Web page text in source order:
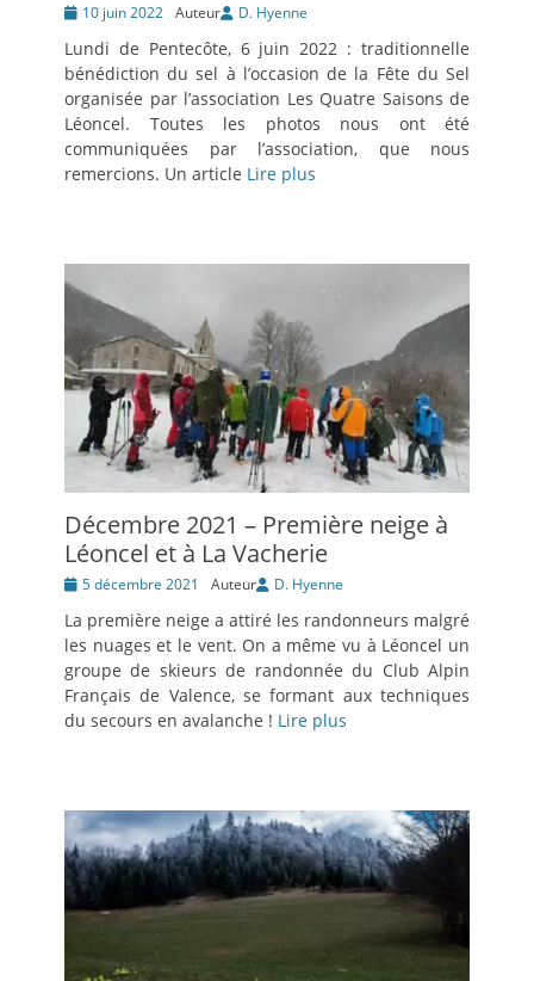
Posté10 juin 2022 Auteur D. Hyenne
Lundi de Pentecôte, 6 juin 2022 : traditionnelle
bénédiction du sel à l’occasion de la Fête du Sel
organisée par l’association Les Quatre Saisons de
Léoncel. Toutes les photos nous ont été
communiquées par l’association, que nous
remercions. Un article Lire plus
Décembre 2021 – Première neige à
Léoncel et à La Vacherie
Posté5 décembre 2021 Auteur D. Hyenne
La première neige a attiré les randonneurs malgré
les nuages et le vent. On a même vu à Léoncel un
groupe de skieurs de randonnée du Club Alpin
Français de Valence, se formant aux techniques
du secours en avalanche ! Lire plus